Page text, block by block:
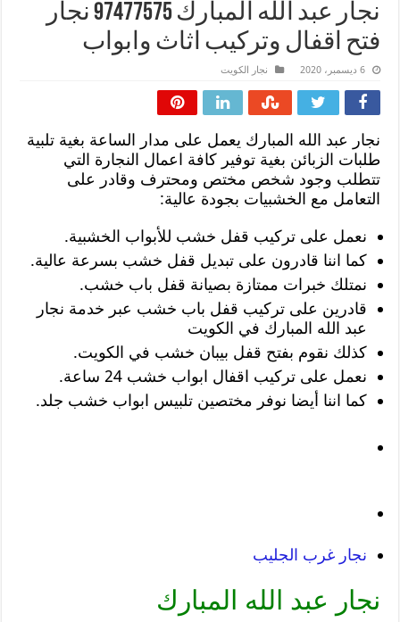
نجار عبد الله المبارك 97477575 نجار
فتح اقفال وتركيب اثاث وابواب
6 ديسمبر، 2020 نجار الكويت
نجار عبد الله المبارك يعمل على مدار الساعة بغية تلبية
طلبات الزبائن بغية توفير كافة اعمال النجارة التي
تتطلب وجود شخص مختص ومحترف وقادر على
التعامل مع الخشبيات بجودة عالية:
نعمل على تركيب قفل خشب للأبواب الخشبية.
كما اننا قادرون على تبديل قفل خشب بسرعة عالية.
نمتلك خبرات ممتازة بصيانة قفل باب خشب.
قادرين على تركيب قفل باب خشب عبر خدمة نجار
عبد الله المبارك في الكويت
كذلك نقوم بفتح قفل بيبان خشب في الكويت.
نعمل على تركيب اقفال ابواب خشب 24 ساعة.
كما اننا أيضا نوفر مختصين تلبيس ابواب خشب جلد.
نجار غرب الجليب
نجار عبد الله المبارك